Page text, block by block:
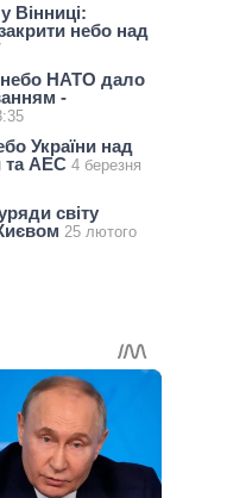
Вінниці:
небо над
небо НАТО дало
-
України над
та АЕС 4 березня
світу
25 лютого